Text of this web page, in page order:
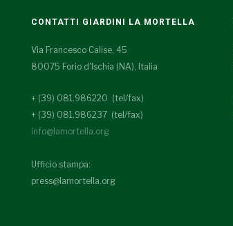
CONTATTI GIARDINI LA MORTELLA
Via Francesco Calise, 45
80075 Forio d'Ischia (NA), Italia
+ (39) 081.986220 (tel/fax)
+ (39) 081.986237 (tel/fax)
info@lamortella.org
Ufficio stampa:
press@lamortella.org